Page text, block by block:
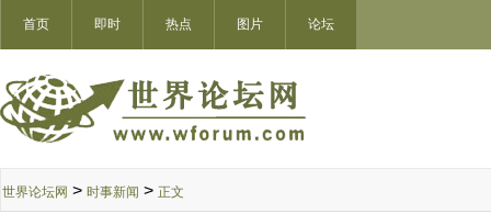
首页 即时 热点 图片 论坛
世界论坛网 > 时事新闻 > 正文